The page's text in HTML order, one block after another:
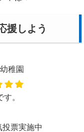
援しよう
稚園
。
票実施中